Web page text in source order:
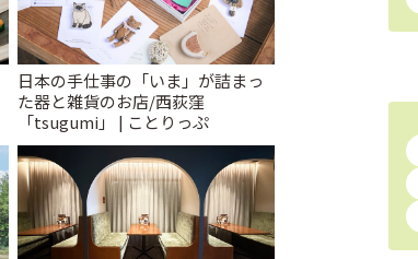
日本の手仕事の「いま」が詰まっ
た器と雑貨のお店/西荻窪
「tsugumi」 | ことりっぷ